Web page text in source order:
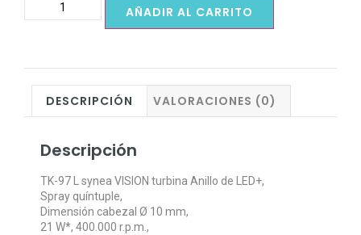
AÑADIR AL CARRITO
DESCRIPCIÓN VALORACIONES (0)
Descripción
TK-97 L synea VISION turbina Anillo de LED+,
Spray quíntuple,
Dimensión cabezal Ø 10 mm,
21 W*, 400.000 r.p.m.,